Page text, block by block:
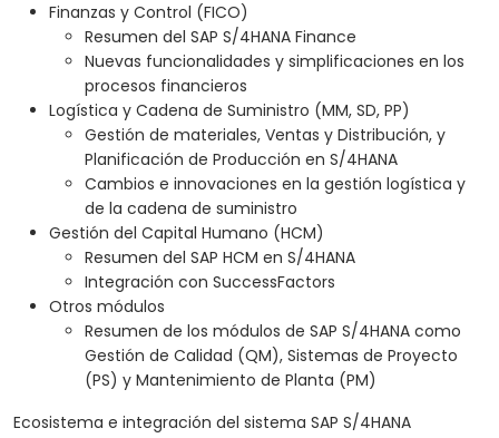
Finanzas y Control (FICO)
Resumen del SAP S/4HANA Finance
Nuevas funcionalidades y simplificaciones en los
procesos financieros
Logística y Cadena de Suministro (MM, SD, PP)
Gestión de materiales, Ventas y Distribución, y
Planificación de Producción en S/4HANA
Cambios e innovaciones en la gestión logística y
de la cadena de suministro
Gestión del Capital Humano (HCM)
Resumen del SAP HCM en S/4HANA
Integración con SuccessFactors
Otros módulos
Resumen de los módulos de SAP S/4HANA como
Gestión de Calidad (QM), Sistemas de Proyecto
(PS) y Mantenimiento de Planta (PM)
Ecosistema e integración del sistema SAP S/4HANA